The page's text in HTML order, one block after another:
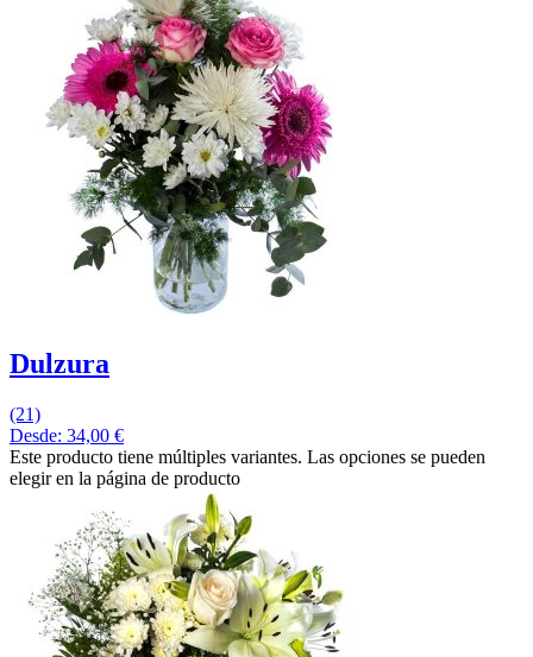
Dulzura
(21)
Desde: 34,00 €
Este producto tiene múltiples variantes. Las opciones se pueden
elegir en la página de producto